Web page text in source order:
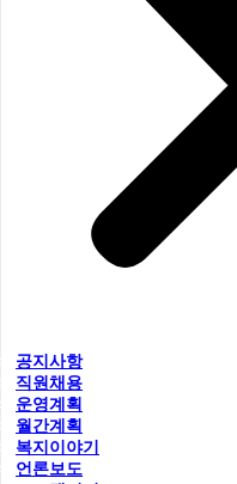
공지사항
직원채용
운영계획
월간계획
복지이야기
언론보도